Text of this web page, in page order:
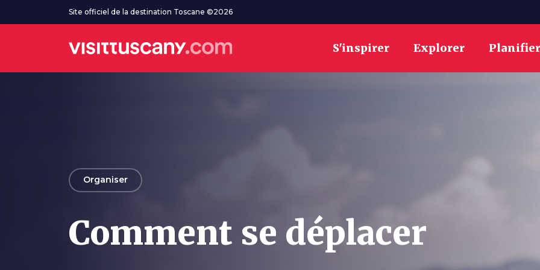
Aller au contenu principalSite officiel de la destination Toscane ©2026
S'inspirer Explorer Planifier
arrow_backOrganiser
Comment se déplacer